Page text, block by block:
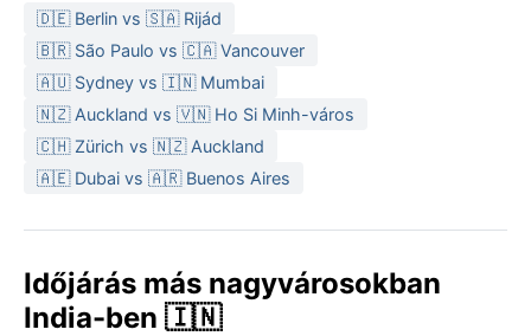
🇩🇪 Berlin vs 🇸🇦 Rijád
🇧🇷 São Paulo vs 🇨🇦 Vancouver
🇦🇺 Sydney vs 🇮🇳 Mumbai
🇳🇿 Auckland vs 🇻🇳 Ho Si Minh-város
🇨🇭 Zürich vs 🇳🇿 Auckland
🇦🇪 Dubai vs 🇦🇷 Buenos Aires
Időjárás más nagyvárosokban
India-ben 🇮🇳